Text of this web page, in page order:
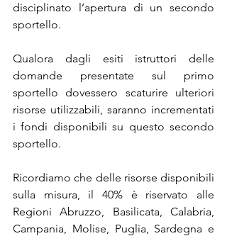
disciplinato l’apertura di un secondo
sportello.
Qualora dagli esiti istruttori delle
domande presentate sul primo
sportello dovessero scaturire ulteriori
risorse utilizzabili, saranno incrementati
i fondi disponibili su questo secondo
sportello.
Ricordiamo che delle risorse disponibili
sulla misura, il 40% è riservato alle
Regioni Abruzzo, Basilicata, Calabria,
Campania, Molise, Puglia, Sardegna e